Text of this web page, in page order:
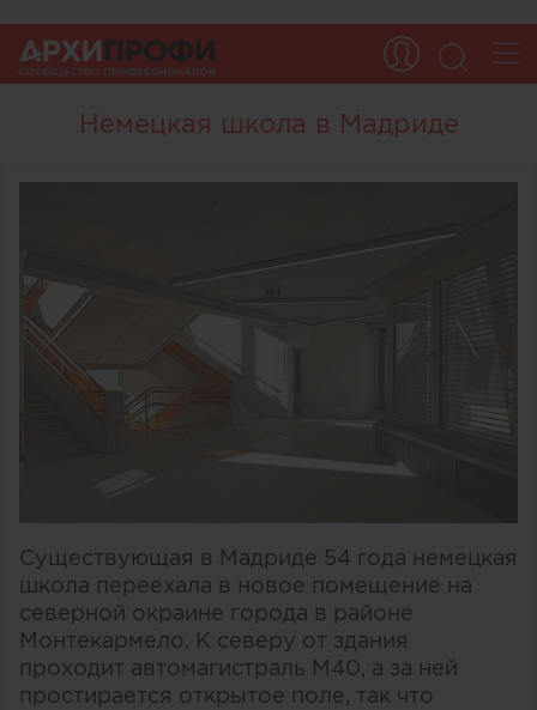
Немецкая школа в Мадриде
Существующая в Мадриде 54 года немецкая
школа переехала в новое помещение на
северной окраине города в районе
Монтекармело. К северу от здания
проходит автомагистраль М40, а за ней
простирается открытое поле, так что